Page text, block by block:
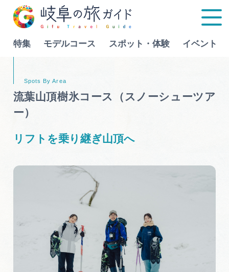
特集 モデルコース スポット・体験 イベント
モデルコース
スポット・体験
グルメ
旅の予約
Language
行きたいリストを見る
流葉山頂樹氷コース（スノーシューツア
ー）
リフトを乗り継ぎ山頂へ